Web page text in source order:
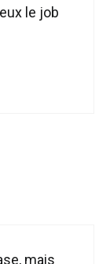
le job
mais